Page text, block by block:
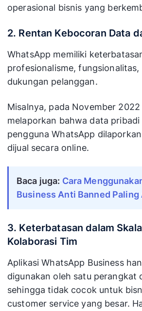
operasional bisnis yang
2. Rentan Kebocoran Data
WhatsApp memiliki
profesionalisme, fungsionalitas,
dukungan pelanggan.
Misalnya, pada November 2022
melaporkan bahwa data
pengguna WhatsApp
dijual secara online.
Baca juga: Cara
Business Anti Banned Paling
3. Keterbatasan dalam
Kolaborasi Tim
Aplikasi WhatsApp Business
digunakan oleh satu perangkat
sehingga tidak cocok untuk
customer service yang besar.